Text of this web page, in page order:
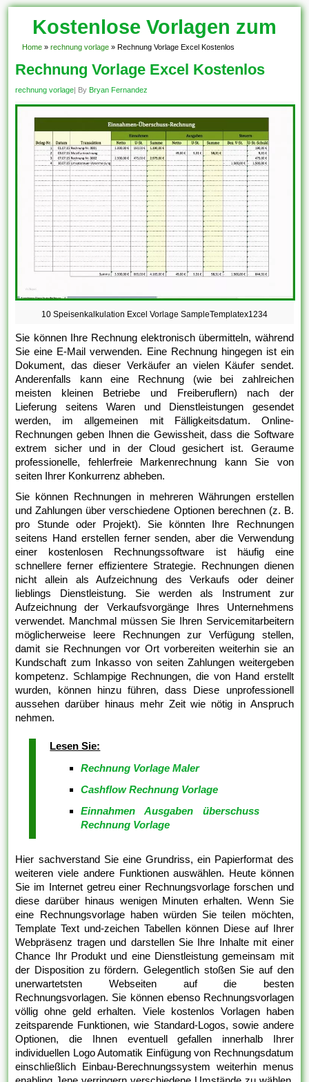
Kostenlose Vorlagen zum
Download!
Home » rechnung vorlage » Rechnung Vorlage Excel Kostenlos
Rechnung Vorlage Excel Kostenlos
rechnung vorlage| By Bryan Fernandez
10 Speisenkalkulation Excel Vorlage SampleTemplatex1234
Sie können Ihre Rechnung elektronisch übermitteln, während
Sie eine E-Mail verwenden. Eine Rechnung hingegen ist ein
Dokument, das dieser Verkäufer an vielen Käufer sendet.
Anderenfalls kann eine Rechnung (wie bei zahlreichen
meisten kleinen Betriebe und Freiberuflern) nach der
Lieferung seitens Waren und Dienstleistungen gesendet
werden, im allgemeinen mit Fälligkeitsdatum. Online-
Rechnungen geben Ihnen die Gewissheit, dass die Software
extrem sicher und in der Cloud gesichert ist. Geraume
professionelle, fehlerfreie Markenrechnung kann Sie von
seiten Ihrer Konkurrenz abheben.
Sie können Rechnungen in mehreren Währungen erstellen
und Zahlungen über verschiedene Optionen berechnen (z. B.
pro Stunde oder Projekt). Sie könnten Ihre Rechnungen
seitens Hand erstellen ferner senden, aber die Verwendung
einer kostenlosen Rechnungssoftware ist häufig eine
schnellere ferner effizientere Strategie. Rechnungen dienen
nicht allein als Aufzeichnung des Verkaufs oder deiner
lieblings Dienstleistung. Sie werden als Instrument zur
Aufzeichnung der Verkaufsvorgänge Ihres Unternehmens
verwendet. Manchmal müssen Sie Ihren Servicemitarbeitern
möglicherweise leere Rechnungen zur Verfügung stellen,
damit sie Rechnungen vor Ort vorbereiten weiterhin sie an
Kundschaft zum Inkasso von seiten Zahlungen weitergeben
kompetenz. Schlampige Rechnungen, die von Hand erstellt
wurden, können hinzu führen, dass Diese unprofessionell
aussehen darüber hinaus mehr Zeit wie nötig in Anspruch
nehmen.
Lesen Sie:
Rechnung Vorlage Maler
Cashflow Rechnung Vorlage
Einnahmen Ausgaben überschuss
Rechnung Vorlage
Hier sachverstand Sie eine Grundriss, ein Papierformat des
weiteren viele andere Funktionen auswählen. Heute können
Sie im Internet getreu einer Rechnungsvorlage forschen und
diese darüber hinaus wenigen Minuten erhalten. Wenn Sie
eine Rechnungsvorlage haben würden Sie teilen möchten,
Template Text und-zeichen Tabellen können Diese auf Ihrer
Webpräsenz tragen und darstellen Sie Ihre Inhalte mit einer
Chance Ihr Produkt und eine Dienstleistung gemeinsam mit
der Disposition zu fördern. Gelegentlich stoßen Sie auf den
unerwartetsten Webseiten auf die besten
Rechnungsvorlagen. Sie können ebenso Rechnungsvorlagen
völlig ohne geld erhalten. Viele kostenlos Vorlagen haben
zeitsparende Funktionen, wie Standard-Logos, sowie andere
Optionen, die Ihnen eventuell gefallen innerhalb Ihrer
individuellen Logo Automatik Einfügung von Rechnungsdatum
einschließlich Einbau-Berechnungssystem weiterhin menus